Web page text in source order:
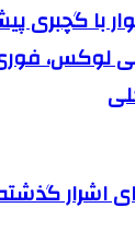
با گچبری
لوکس،
اشرار